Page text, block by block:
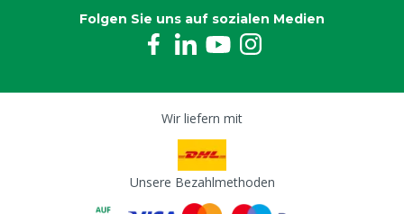
Folgen Sie uns auf sozialen Medien
Wir liefern mit
Unsere Bezahlmethoden